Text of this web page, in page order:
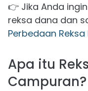
👉 Jika Anda
reksa dana dan
Perbedaan
Apa itu
Campuran?